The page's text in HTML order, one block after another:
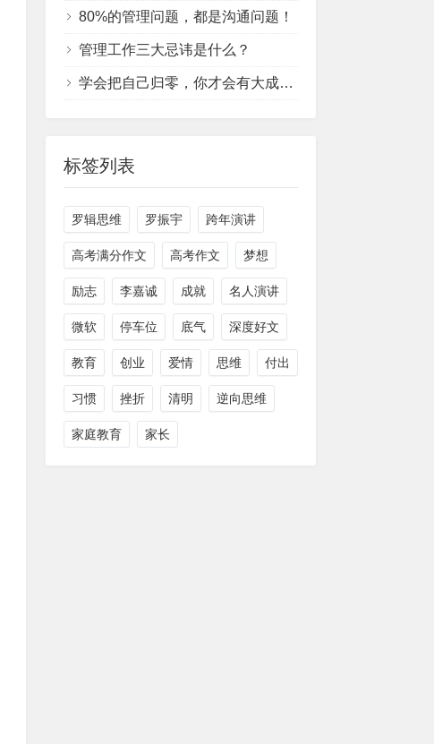
80%的管理问题，都是沟通问题！
管理工作三大忌讳是什么？
学会把自己归零，你才会有大成长！
标签列表
罗辑思维 罗振宇 跨年演讲
高考满分作文 高考作文 梦想
励志 李嘉诚 成就 名人演讲
微软 停车位 底气 深度好文
教育 创业 爱情 思维 付出
习惯 挫折 清明 逆向思维
家庭教育 家长